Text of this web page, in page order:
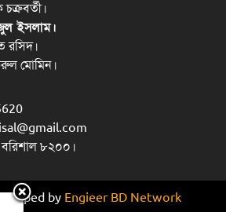
ইসলাম।
রসিদ।
মোমিন।
বরিশাল ৮২০০।
by Engieer BD Network